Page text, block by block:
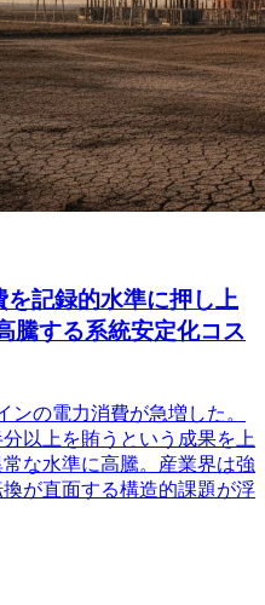
記録的水準に押し上
騰する系統安定化コス
ンの電力消費が急増した。
以上を賄うという成果を上
な水準に高騰。産業界は強
が直面する構造的課題が浮